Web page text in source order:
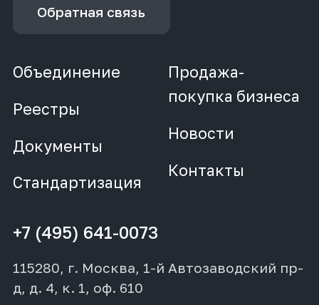
Обратная связь
Объединение
Реестры
Документы
Стандартизация
Продажа-
покупка бизнеса
Новости
Контакты
+7 (495) 641-0073
115280, г. Москва, 1-й Автозаводский пр-
д, д. 4, к. 1, оф. 610